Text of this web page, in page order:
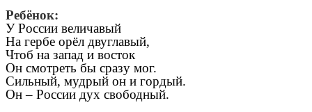
Ребёнок:
У России величавый
На гербе орёл двуглавый,
Чтоб на запад и восток
Он смотреть бы сразу мог.
Сильный, мудрый он и гордый.
Он – России дух свободный.